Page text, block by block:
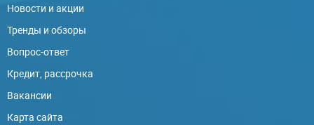
Новости и акции
Тренды и обзоры
Вопрос-ответ
Кредит, рассрочка
Вакансии
Карта сайта